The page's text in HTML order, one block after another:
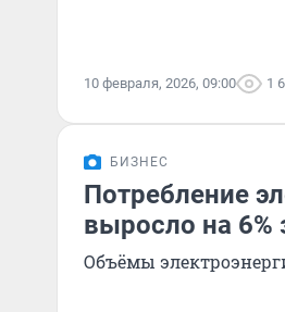
10 февраля, 2026, 09:00 1
БИЗНЕС
Потребление
выросло на 6%
Объёмы